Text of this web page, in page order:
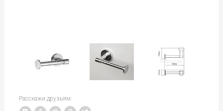
Расскажи друзьям: